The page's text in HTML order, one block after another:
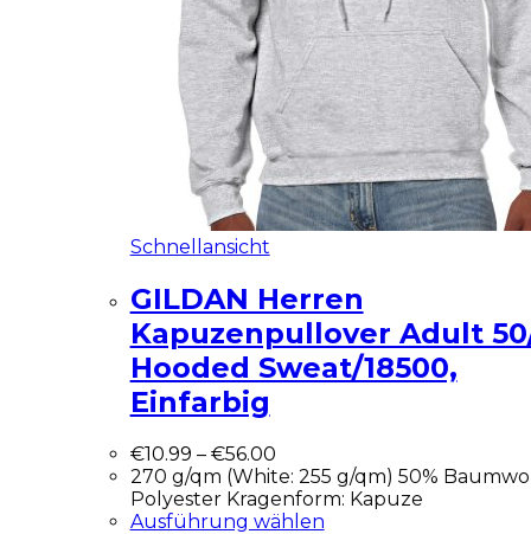
Schnellansicht
GILDAN Herren
Kapuzenpullover Adult
Hooded Sweat/18500,
Einfarbig
€10.99 – €56.00
270 g/qm (White: 255 g/qm) 50%
Polyester Kragenform: Kapuze
Ausführung wählen